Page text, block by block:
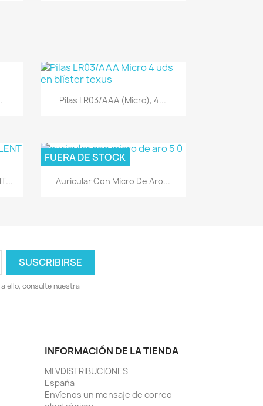
Vista rápida
Pilas LR03/AAA (Micro), 4...
Vista rápida
Auricular Con Micro De Aro...
FUERA DE STOCK
ello, consulte nuestra
INFORMACIÓN DE LA TIENDA
MLVDISTRIBUCIONES
España
Envíenos un mensaje de correo